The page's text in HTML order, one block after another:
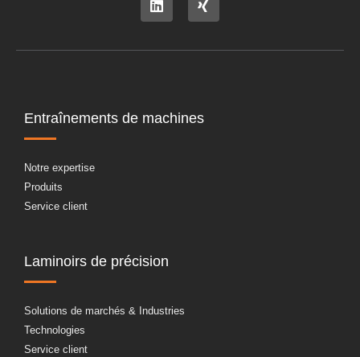
Entraînements de machines
Notre expertise
Produits
Service client
Laminoirs de précision
Solutions de marchés & Industries
Technologies
Service client